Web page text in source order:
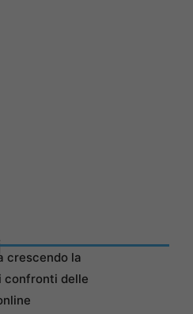
crescendo la
confronti delle